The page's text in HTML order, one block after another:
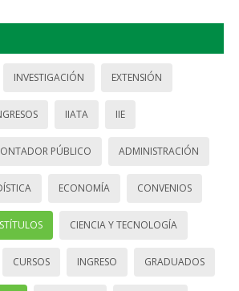
INVESTIGACIÓN EXTENSIÓN
IIATA IIE
PÚBLICO ADMINISTRACIÓN
ECONOMÍA CONVENIOS
CIENCIA Y TECNOLOGÍA
CURSOS INGRESO GRADUADOS